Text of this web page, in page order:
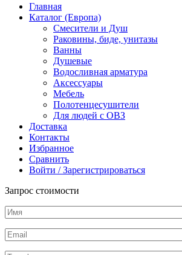
Главная
Каталог (Европа)
Смесители и Душ
Раковины, биде, унитазы
Ванны
Душевые
Водосливная арматура
Аксессуары
Мебель
Полотенцесушители
Для людей с ОВЗ
Доставка
Контакты
Избранное
Сравнить
Войти / Зарегистрироваться
Запрос стоимости